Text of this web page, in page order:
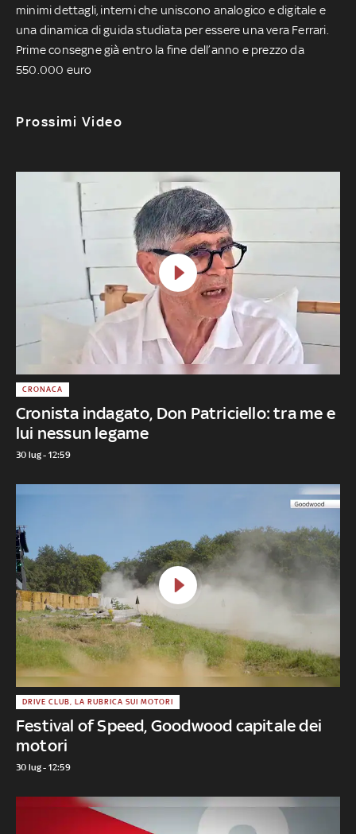
minimi dettagli, interni che uniscono analogico e digitale e
una dinamica di guida studiata per essere una vera Ferrari.
Prime consegne già entro la fine dell’anno e prezzo da
550.000 euro
Prossimi Video
Cronista indagato, Don Patriciello: tra me e
lui nessun legame
CRONACA
30 lug - 12:59
Festival of Speed, Goodwood capitale dei
motori
DRIVE CLUB, LA RUBRICA SUI MOTORI
30 lug - 12:59